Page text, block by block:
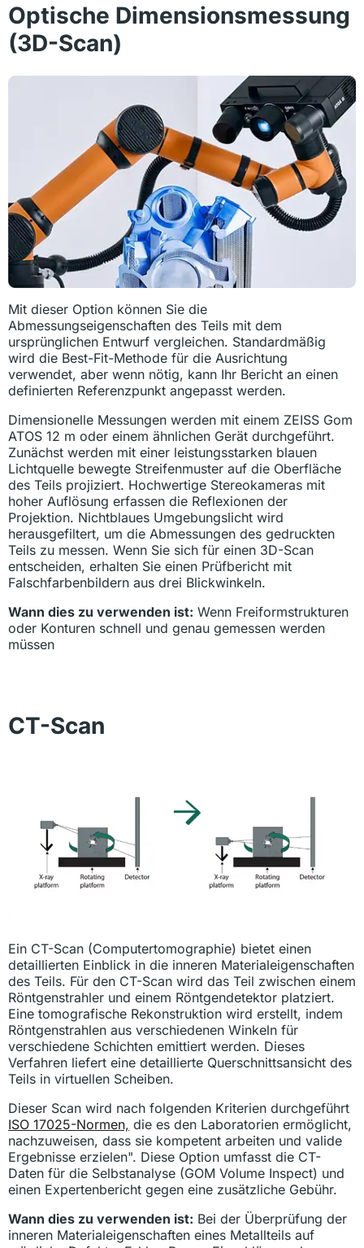
Optische Dimensionsmessung
(3D-Scan)
Mit dieser Option können Sie die
Abmessungseigenschaften des Teils mit dem
ursprünglichen Entwurf vergleichen. Standardmäßig
wird die Best-Fit-Methode für die Ausrichtung
verwendet, aber wenn nötig, kann Ihr Bericht an einen
definierten Referenzpunkt angepasst werden.
Dimensionelle Messungen werden mit einem ZEISS Gom
ATOS 12 m oder einem ähnlichen Gerät durchgeführt.
Zunächst werden mit einer leistungsstarken blauen
Lichtquelle bewegte Streifenmuster auf die Oberfläche
des Teils projiziert. Hochwertige Stereokameras mit
hoher Auflösung erfassen die Reflexionen der
Projektion. Nichtblaues Umgebungslicht wird
herausgefiltert, um die Abmessungen des gedruckten
Teils zu messen. Wenn Sie sich für einen 3D-Scan
entscheiden, erhalten Sie einen Prüfbericht mit
Falschfarbenbildern aus drei Blickwinkeln.
Wann dies zu verwenden ist: Wenn Freiformstrukturen
oder Konturen schnell und genau gemessen werden
müssen
CT-Scan
Ein CT-Scan (Computertomographie) bietet einen
detaillierten Einblick in die inneren Materialeigenschaften
des Teils. Für den CT-Scan wird das Teil zwischen einem
Röntgenstrahler und einem Röntgendetektor platziert.
Eine tomografische Rekonstruktion wird erstellt, indem
Röntgenstrahlen aus verschiedenen Winkeln für
verschiedene Schichten emittiert werden. Dieses
Verfahren liefert eine detaillierte Querschnittsansicht des
Teils in virtuellen Scheiben.
Dieser Scan wird nach folgenden Kriterien durchgeführt
ISO 17025-Normen, die es den Laboratorien ermöglicht,
nachzuweisen, dass sie kompetent arbeiten und valide
Ergebnisse erzielen". Diese Option umfasst die CT-
Daten für die Selbstanalyse (GOM Volume Inspect) und
einen Expertenbericht gegen eine zusätzliche Gebühr.
Wann dies zu verwenden ist: Bei der Überprüfung der
inneren Materialeigenschaften eines Metallteils auf